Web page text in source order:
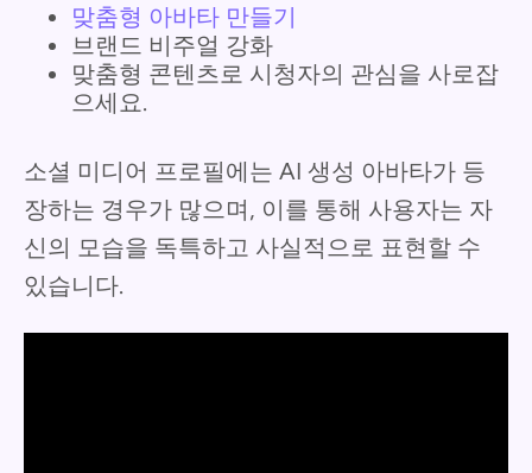
맞춤형 아바타 만들기
브랜드 비주얼 강화
맞춤형 콘텐츠로 시청자의 관심을 사로잡
으세요.
소셜 미디어 프로필에는 AI 생성 아바타가 등
장하는 경우가 많으며, 이를 통해 사용자는 자
신의 모습을 독특하고 사실적으로 표현할 수
있습니다.